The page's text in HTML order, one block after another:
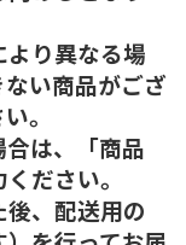
り異なる場
い商品がござ
。
は、「商品
ださい。
後、配送用の